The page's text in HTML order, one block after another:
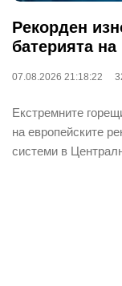
Рекорден
батерията
07.08.2026 21:18:22
Екстремните
на европейските
системи в